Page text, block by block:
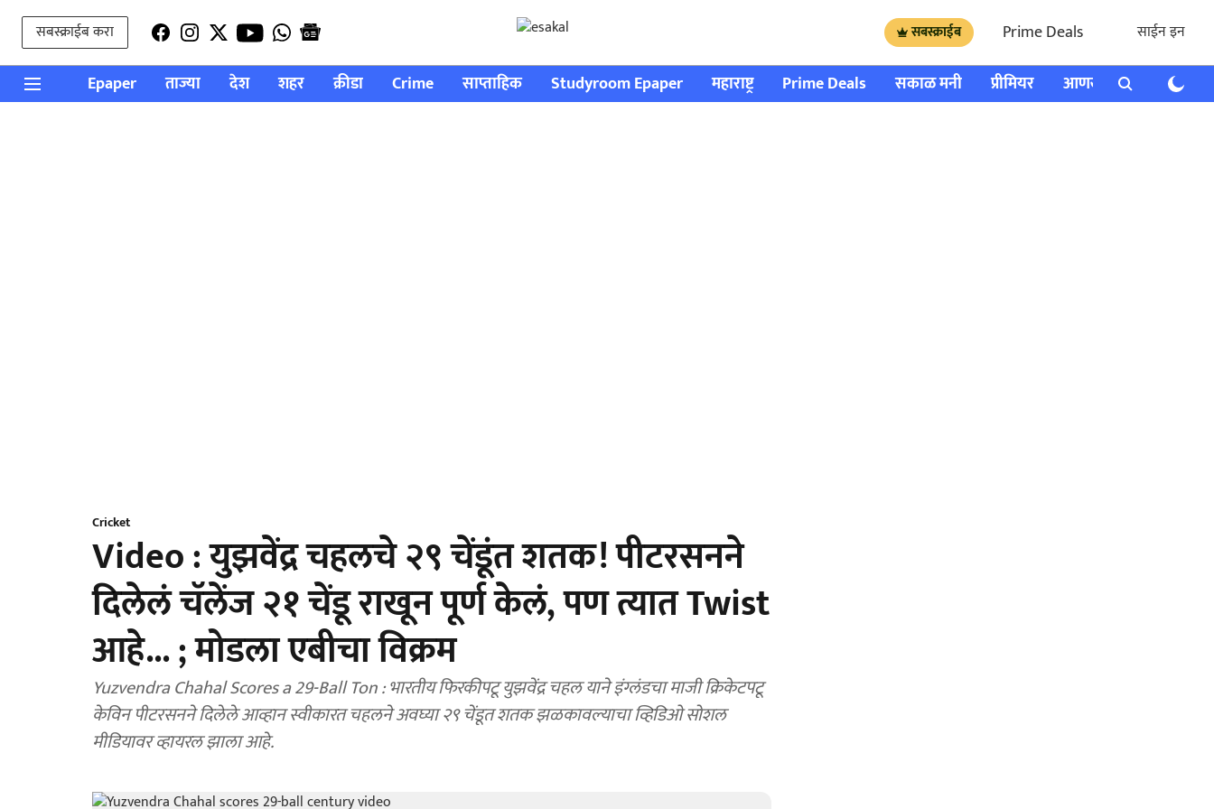
सबस्क्राईब करा सबस्क्राईब Prime Deals साईन इन
Epaper ताज्या देश शहर क्रीडा Crime साप्ताहिक Studyroom Epaper महाराष्ट्र Prime Deals सकाळ मनी प्रीमियर आणखी राशी भविष्य
Cricket
Video : युझवेंद्र चहलचे २९ चेंडूंत शतक! पीटरसनने
दिलेलं चॅलेंज २१ चेंडू राखून पूर्ण केलं, पण त्यात Twist
आहे... ; मोडला एबीचा विक्रम
Yuzvendra Chahal Scores a 29-Ball Ton : भारतीय फिरकीपटू युझवेंद्र चहल याने इंग्लंडचा माजी क्रिकेटपटू
केविन पीटरसनने दिलेले आव्हान स्वीकारत चहलने अवघ्या २९ चेंडूत शतक झळकावल्याचा व्हिडिओ सोशल
मीडियावर व्हायरल झाला आहे.